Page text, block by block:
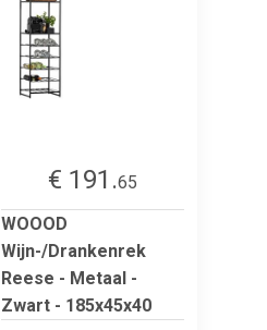
€ 191.65
WOOOD
Wijn-/Drankenrek
Reese - Metaal -
Zwart - 185x45x40